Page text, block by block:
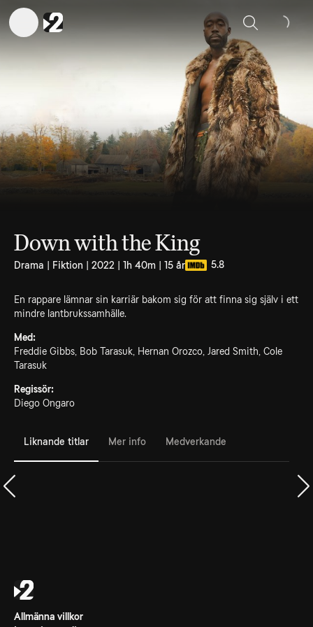
Sök
Down with the King
Drama | Fiktion | 2022 | 1h 40m | 15 år 5.8
En rappare lämnar sin karriär bakom sig för att finna sig själv i ett
mindre lantbrukssamhälle.
Med:
Freddie Gibbs, Bob Tarasuk, Hernan Orozco, Jared Smith, Cole
Tarasuk
Regissör:
Diego Ongaro
Liknande titlar Mer info Medverkande
Allmänna villkor